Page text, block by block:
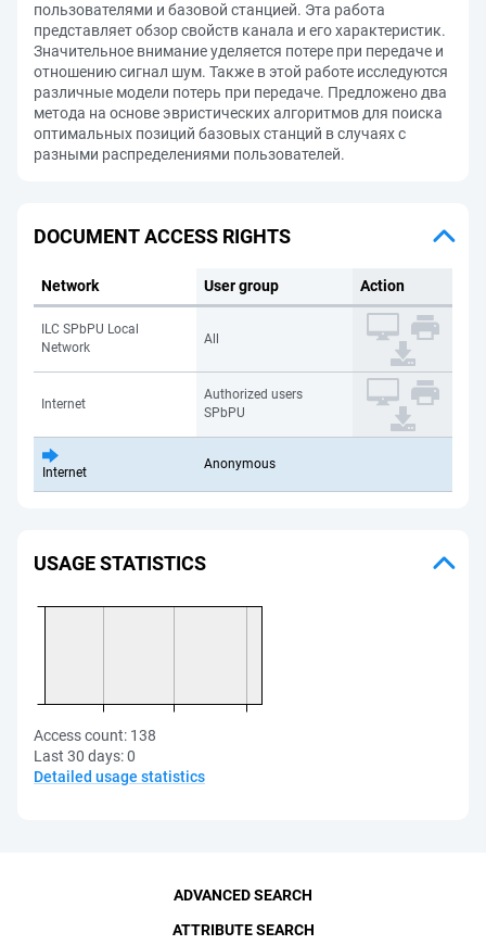
пользователями и базовой станцией. Эта работа
представляет обзор свойств канала и его характеристик.
Значительное внимание уделяется потере при передаче и
отношению сигнал шум. Также в этой работе исследуются
различные модели потерь при передаче. Предложено два
метода на основе эвристических алгоритмов для поиска
оптимальных позиций базовых станций в случаях с
разными распределениями пользователей.
DOCUMENT ACCESS RIGHTS
Network User group Action
ILC SPbPU Local
Network
All
Internet
Authorized users
SPbPU
Internet
Anonymous
USAGE STATISTICS
Access count: 138
Last 30 days:0
Detailed usage statistics
ADVANCED SEARCH
ATTRIBUTE SEARCH